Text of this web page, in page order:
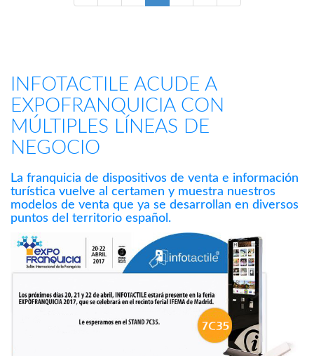
INFOTACTILE ACUDE A
EXPOFRANQUICIA CON
MÚLTIPLES LÍNEAS DE
NEGOCIO
La franquicia de dispositivos de venta e información
turística vuelve al certamen y muestra nuestros
modelos de venta que ya se desarrollan en diversos
puntos del territorio español.